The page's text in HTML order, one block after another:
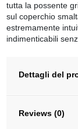
tutta la possente
sul coperchio
estremamente
indimenticabili
Dettagli del
Reviews (0)